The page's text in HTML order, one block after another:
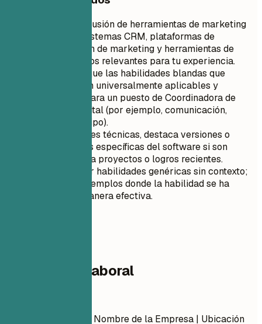
Prioriza la inclusión de herramientas de marketing
digital como sistemas CRM, plataformas de
automatización de marketing y herramientas de
análisis de datos relevantes para tu experiencia.
Asegúrate de que las habilidades blandas que
enumeres sean universalmente aplicables y
beneficiosas para un puesto de Coordinadora de
Marketing Digital (por ejemplo, comunicación,
trabajo en equipo).
Para habilidades técnicas, destaca versiones o
características específicas del software si son
relevantes para proyectos o logros recientes.
Evita enumerar habilidades genéricas sin contexto;
proporciona ejemplos donde la habilidad se ha
utilizado de manera efectiva.
Experiencia laboral
| Nombre de la Empresa | Ubicación